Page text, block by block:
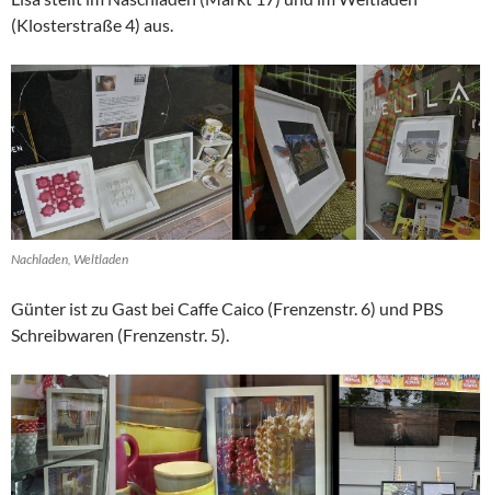
(Klosterstraße 4) aus.
Nachladen, Weltladen
Günter ist zu Gast bei Caffe Caico (Frenzenstr. 6) und PBS
Schreibwaren (Frenzenstr. 5).